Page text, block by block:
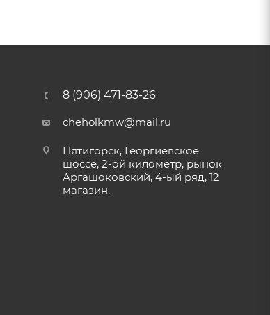
8 (906) 471-83-26
cheholkmw@mail.ru
Пятигорск, Георгиевское
шоссе, 2-ой километр, рынок
Аргашоковский, 4-ый ряд, 12
магазин.